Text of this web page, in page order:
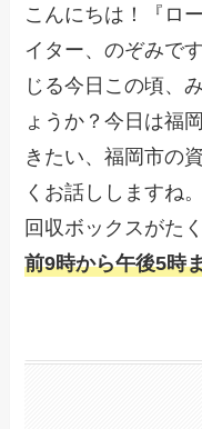
こんにちは！『ロ
イター、のぞみで
じる今日この頃、
ょうか？今日は福
きたい、福岡市の
くお話ししますね
回収ボックスがた
前9時から午後5時